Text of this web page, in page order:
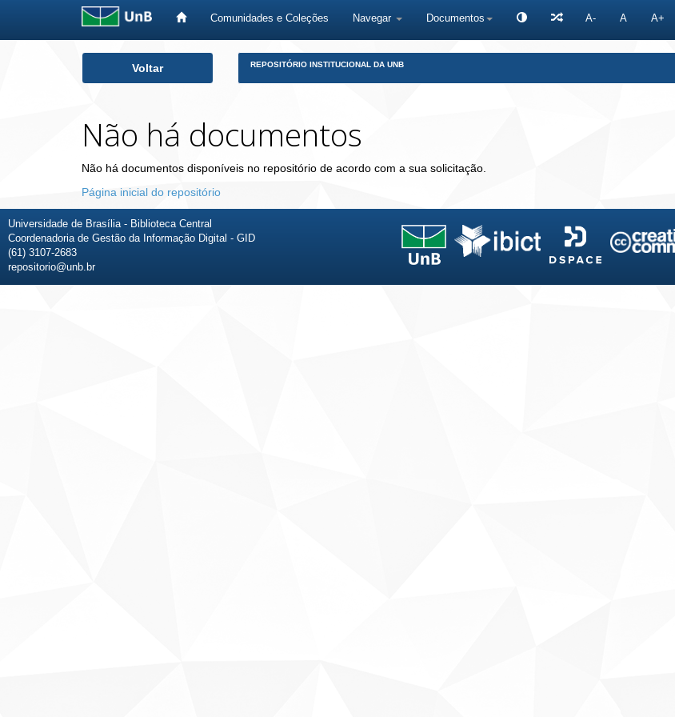
Comunidades e Coleções Navegar Documentos A- A A+
Voltar REPOSITÓRIO INSTITUCIONAL DA UNB
Não há documentos
Não há documentos disponíveis no repositório de acordo com a sua solicitação.
Página inicial do repositório
Universidade de Brasília - Biblioteca Central
Coordenadoria de Gestão da Informação Digital - GID
(61) 3107-2683
repositorio@unb.br